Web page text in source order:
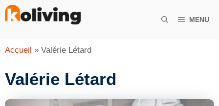
Aller
MENU
Accueil » Valérie Létard
Valérie Létard